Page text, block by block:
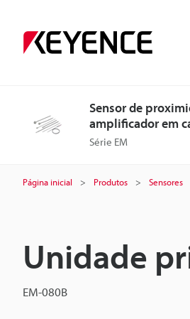
Sensor de
amplificador em
Série EM
Página inicial Produtos Sensores
Unidade
EM-080B